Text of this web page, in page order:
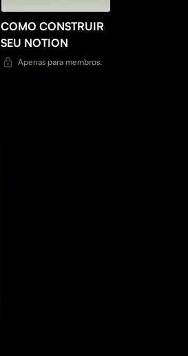
COMO CONSTRUIR
SEU NOTION
Apenas para membros.